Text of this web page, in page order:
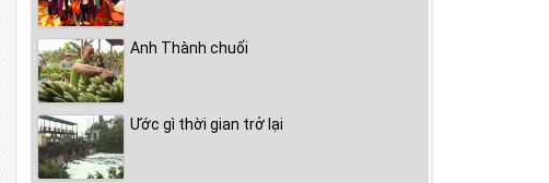
Anh Thành chuối
Ước gì thời gian trở lại